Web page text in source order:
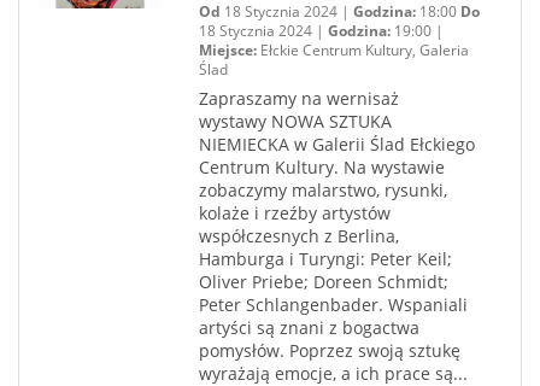
Od 18 Stycznia 2024 | Godzina:18:00 Do
18 Stycznia 2024 | Godzina:19:00 |
Miejsce:Ełckie Centrum Kultury, Galeria
Ślad
Zapraszamy na wernisaż
wystawy NOWA SZTUKA
NIEMIECKA w Galerii Ślad Ełckiego
Centrum Kultury. Na wystawie
zobaczymy malarstwo, rysunki,
kolaże i rzeźby artystów
współczesnych z Berlina,
Hamburga i Turyngi: Peter Keil;
Oliver Priebe; Doreen Schmidt;
Peter Schlangenbader. Wspaniali
artyści są znani z bogactwa
pomysłów. Poprzez swoją sztukę
wyrażają emocje, a ich prace są...